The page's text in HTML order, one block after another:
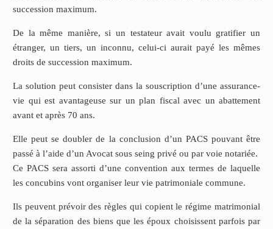
succession maximum.
De la même manière, si un testateur avait voulu gratifier un
étranger, un tiers, un inconnu, celui-ci aurait payé les mêmes
droits de succession maximum.
La solution peut consister dans la souscription d’une assurance-
vie qui est avantageuse sur un plan fiscal avec un abattement
avant et après 70 ans.
Elle peut se doubler de la conclusion d’un PACS pouvant être
passé à l’aide d’un Avocat sous seing privé ou par voie notariée.
Ce PACS sera assorti d’une convention aux termes de laquelle
les concubins vont organiser leur vie patrimoniale commune.
Ils peuvent prévoir des règles qui copient le régime matrimonial
de la séparation des biens que les époux choisissent parfois par